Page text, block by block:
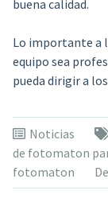
buena calidad.
Lo importante a
equipo sea
pueda dirigir a
Noticias
de fotomaton
fotomaton